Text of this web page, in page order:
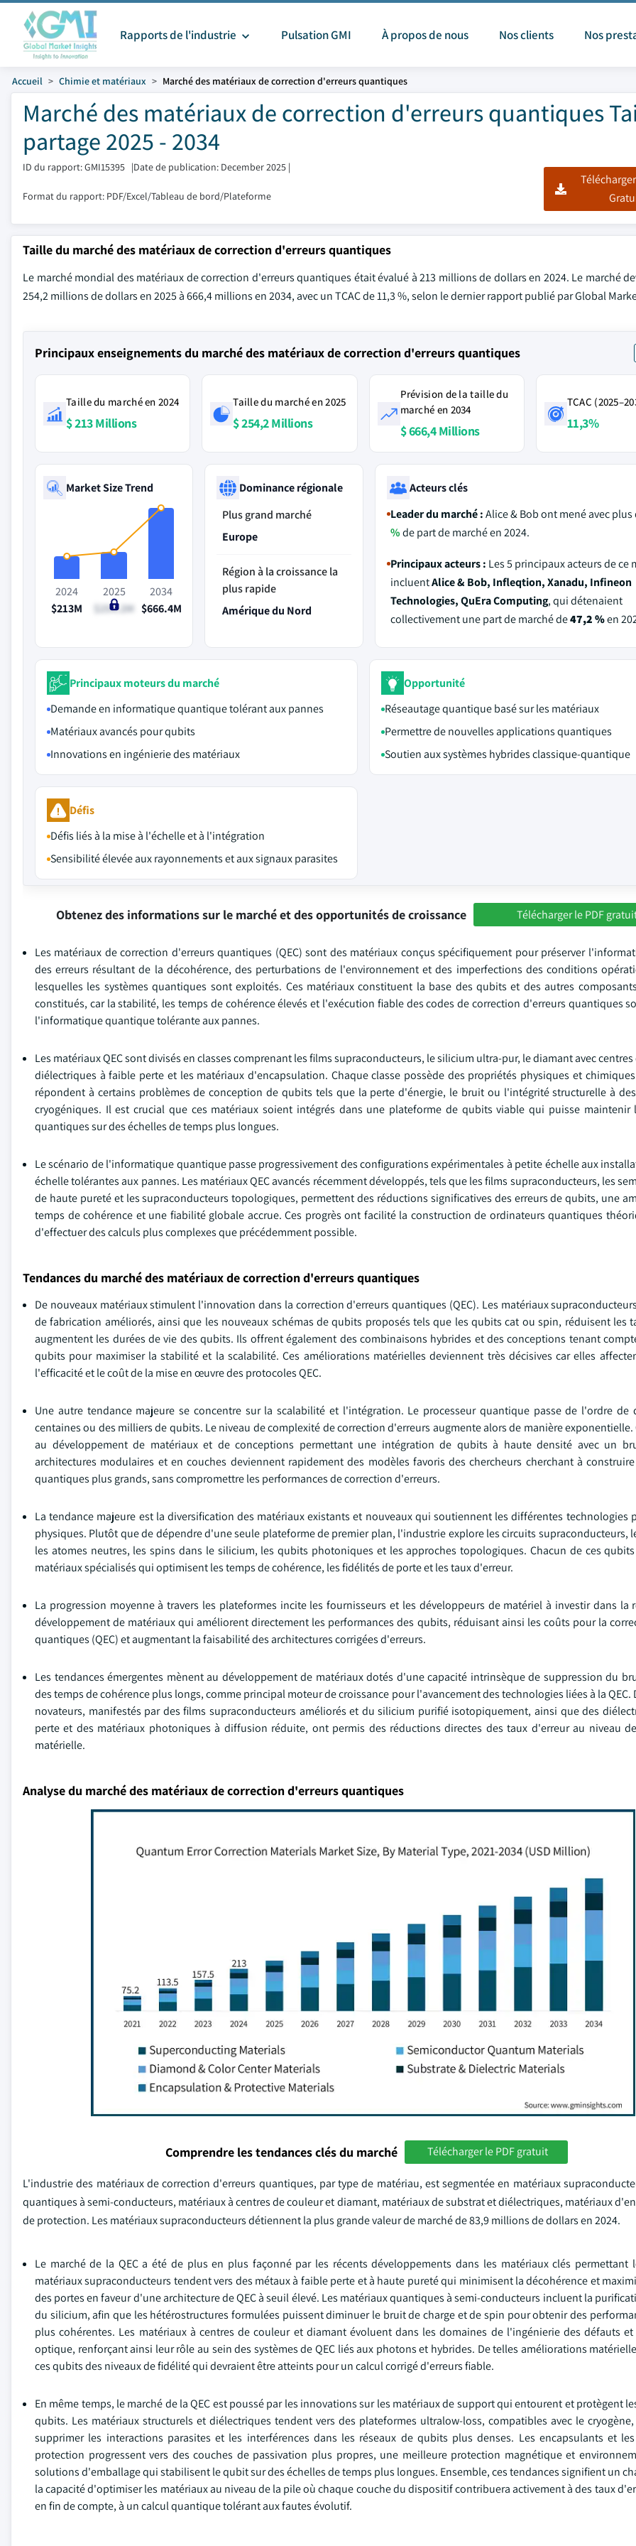
Rapports de l'industrie Pulsation GMI À propos de nous Nos clients Nos
Accueil Chimie et matériaux Marché des matériaux de correction d'erreurs quantiques
Marché des matériaux de correction d'erreurs quantiques
partage 2025 - 2034
ID du rapport: GMI15395 |Date de publication: December 2025 |
Format du rapport: PDF/Excel/Tableau de bord/Plateforme
Taille du marché des matériaux de correction d'erreurs quantiques
Le marché mondial des matériaux de correction d'erreurs quantiques était évalué à 213 millions de dollars en 2024. Le marché
254,2 millions de dollars en 2025 à 666,4 millions en 2034, avec un TCAC de 11,3 %, selon le dernier rapport publié par Global
Principaux enseignements du marché des matériaux de correction d'erreurs quantiques
Taille du marché en 2024
$ 213 Millions
Taille du marché en 2025
$ 254,2 Millions
Prévision de la taille du
marché en 2034
$ 666,4 Millions
TCAC
11,3%
Market Size Trend
2024
$213M
2025
$254.2M
2034
$666.4M
Dominance régionale
Plus grand marché
Europe
Région à la croissance la
plus rapide
Amérique du Nord
Acteurs clés
Leader du marché :Alice & Bob ont mené avec plus
%de part de marché en 2024.
Principaux acteurs : Les 5 principaux acteurs de ce
incluentAlice & Bob, Infleqtion, Xanadu, Infineon
Technologies, QuEra Computing, qui détenaient
collectivement une part de marché de47,2 %en
Principaux moteurs du marché
Demande en informatique quantique tolérant aux pannes
Matériaux avancés pour qubits
Innovations en ingénierie des matériaux
Opportunité
Réseautage quantique basé sur les matériaux
Permettre de nouvelles applications quantiques
Soutien aux systèmes hybrides classique-quantique
Défis
Défis liés à la mise à l'échelle et à l'intégration
Sensibilité élevée aux rayonnements et aux signaux parasites
Obtenez des informations sur le marché et des opportunités de croissance Télécharger le PDF
Les matériaux de correction d'erreurs quantiques (QEC) sont des matériaux conçus spécifiquement pour préserver
des erreurs résultant de la décohérence, des perturbations de l'environnement et des imperfections des conditions
lesquelles les systèmes quantiques sont exploités. Ces matériaux constituent la base des qubits et des autres
constitués, car la stabilité, les temps de cohérence élevés et l'exécution fiable des codes de correction d'erreurs quantiques
l'informatique quantique tolérante aux pannes.
Les matériaux QEC sont divisés en classes comprenant les films supraconducteurs, le silicium ultra-pur, le diamant avec centres
diélectriques à faible perte et les matériaux d'encapsulation. Chaque classe possède des propriétés physiques et
répondent à certains problèmes de conception de qubits tels que la perte d'énergie, le bruit ou l'intégrité structurelle à
cryogéniques. Il est crucial que ces matériaux soient intégrés dans une plateforme de qubits viable qui puisse maintenir
quantiques sur des échelles de temps plus longues.
Le scénario de l'informatique quantique passe progressivement des configurations expérimentales à petite échelle aux
échelle tolérantes aux pannes. Les matériaux QEC avancés récemment développés, tels que les films supraconducteurs, les
de haute pureté et les supraconducteurs topologiques, permettent des réductions significatives des erreurs de qubits, une
temps de cohérence et une fiabilité globale accrue. Ces progrès ont facilité la construction de ordinateurs quantiques
d'effectuer des calculs plus complexes que précédemment possible.
Tendances du marché des matériaux de correction d'erreurs quantiques
De nouveaux matériaux stimulent l'innovation dans la correction d'erreurs quantiques (QEC). Les matériaux
de fabrication améliorés, ainsi que les nouveaux schémas de qubits proposés tels que les qubits cat ou spin, réduisent les
augmentent les durées de vie des qubits. Ils offrent également des combinaisons hybrides et des conceptions tenant
qubits pour maximiser la stabilité et la scalabilité. Ces améliorations matérielles deviennent très décisives car elles
l'efficacité et le coût de la mise en œuvre des protocoles QEC.
Une autre tendance majeure se concentre sur la scalabilité et l'intégration. Le processeur quantique passe de l'ordre de
centaines ou des milliers de qubits. Le niveau de complexité de correction d'erreurs augmente alors de manière
au développement de matériaux et de conceptions permettant une intégration de qubits à haute densité avec un
architectures modulaires et en couches deviennent rapidement des modèles favoris des chercheurs cherchant à
quantiques plus grands, sans compromettre les performances de correction d'erreurs.
La tendance majeure est la diversification des matériaux existants et nouveaux qui soutiennent les différentes technologies
physiques. Plutôt que de dépendre d'une seule plateforme de premier plan, l'industrie explore les circuits supraconducteurs,
les atomes neutres, les spins dans le silicium, les qubits photoniques et les approches topologiques. Chacun de ces
matériaux spécialisés qui optimisent les temps de cohérence, les fidélités de porte et les taux d'erreur.
La progression moyenne à travers les plateformes incite les fournisseurs et les développeurs de matériel à investir dans la
développement de matériaux qui améliorent directement les performances des qubits, réduisant ainsi les coûts pour la
quantiques (QEC) et augmentant la faisabilité des architectures corrigées d'erreurs.
Les tendances émergentes mènent au développement de matériaux dotés d'une capacité intrinsèque de suppression du
des temps de cohérence plus longs, comme principal moteur de croissance pour l'avancement des technologies liées à la QEC.
novateurs, manifestés par des films supraconducteurs améliorés et du silicium purifié isotopiquement, ainsi que des
perte et des matériaux photoniques à diffusion réduite, ont permis des réductions directes des taux d'erreur au niveau
matérielle.
Analyse du marché des matériaux de correction d'erreurs quantiques
Comprendre les tendances clés du marché Télécharger le PDF gratuit
L'industrie des matériaux de correction d'erreurs quantiques, par type de matériau, est segmentée en matériaux
quantiques à semi-conducteurs, matériaux à centres de couleur et diamant, matériaux de substrat et diélectriques, matériaux
de protection. Les matériaux supraconducteurs détiennent la plus grande valeur de marché de 83,9 millions de dollars en 2024.
Le marché de la QEC a été de plus en plus façonné par les récents développements dans les matériaux clés permettant
matériaux supraconducteurs tendent vers des métaux à faible perte et à haute pureté qui minimisent la décohérence et
des portes en faveur d'une architecture de QEC à seuil élevé. Les matériaux quantiques à semi-conducteurs incluent la
du silicium, afin que les hétérostructures formulées puissent diminuer le bruit de charge et de spin pour obtenir des
plus cohérentes. Les matériaux à centres de couleur et diamant évoluent dans les domaines de l'ingénierie des défauts
optique, renforçant ainsi leur rôle au sein des systèmes de QEC liés aux photons et hybrides. De telles améliorations
ces qubits des niveaux de fidélité qui devraient être atteints pour un calcul corrigé d'erreurs fiable.
En même temps, le marché de la QEC est poussé par les innovations sur les matériaux de support qui entourent et protègent
qubits. Les matériaux structurels et diélectriques tendent vers des plateformes ultralow-loss, compatibles avec le
supprimer les interactions parasites et les interférences dans les réseaux de qubits plus denses. Les encapsulants et
protection progressent vers des couches de passivation plus propres, une meilleure protection magnétique et
solutions d'emballage qui stabilisent le qubit sur des échelles de temps plus longues. Ensemble, ces tendances signifient un
la capacité d'optimiser les matériaux au niveau de la pile où chaque couche du dispositif contribuera activement à des taux
en fin de compte, à un calcul quantique tolérant aux fautes évolutif.